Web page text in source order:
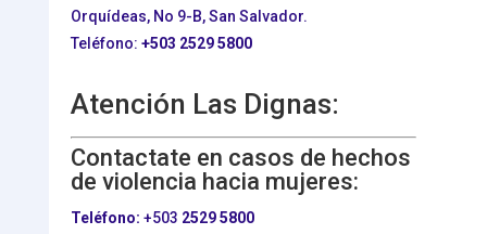
Orquídeas, No 9-B, San Salvador.
Teléfono: +503 2529 5800
Atención Las Dignas:
Contactate en casos de hechos
de violencia hacia mujeres:
Teléfono: +503 2529 5800